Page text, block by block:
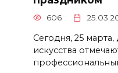
606
Сегодня, 25
искусства